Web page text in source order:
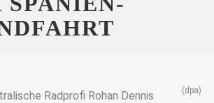
Radprofi Rohan Dennis
(dpa)